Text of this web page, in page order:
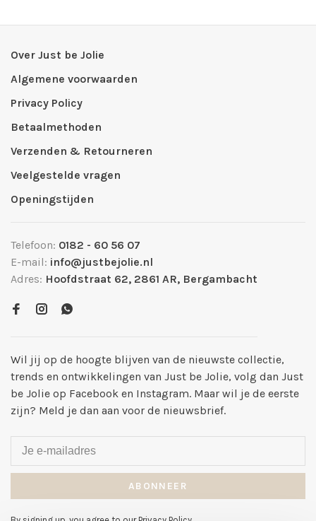
Over Just be Jolie
Algemene voorwaarden
Privacy Policy
Betaalmethoden
Verzenden & Retourneren
Veelgestelde vragen
Openingstijden
Telefoon: 0182 - 60 56 07
E-mail: info@justbejolie.nl
Adres: Hoofdstraat 62, 2861 AR, Bergambacht
Wil jij op de hoogte blijven van de nieuwste collectie,
trends en ontwikkelingen van Just be Jolie, volg dan Just
be Jolie op Facebook en Instagram. Maar wil je de eerste
zijn? Meld je dan aan voor de nieuwsbrief.
ABONNEER